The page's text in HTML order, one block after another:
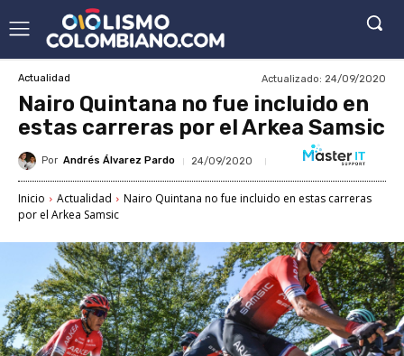
Actualidad Actualizado: 24/09/2020
Nairo Quintana no fue incluido en
estas carreras por el Arkea Samsic
Por Andrés Álvarez Pardo 24/09/2020
Inicio Actualidad
Nairo Quintana no fue incluido en estas carreras
por el Arkea Samsic